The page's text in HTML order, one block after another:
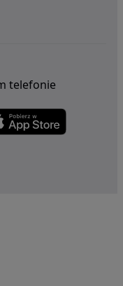
telefonie